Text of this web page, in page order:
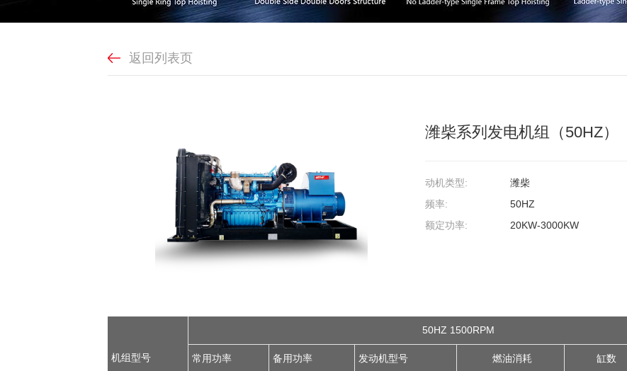
返回列表页
潍柴系列发电机组（50HZ）
动机类型:
潍柴
频率:
50HZ
额定功率:
20KW-3000KW
机组型号
50HZ 1500RPM
常用功率 备用功率 发动机型号 燃油消耗 缸数